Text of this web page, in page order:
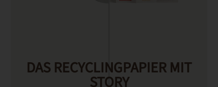
DAS RECY­CLING­PA­PIER MIT
STORY
DAS RECY­CLING­PA­PIER MIT
STORY
DAS RECY­CLING­PA­PIER MIT
STORY
DAS RECY­CLING­PA­PIER MIT
STORY
DAS RECY­CLING­PA­PIER MIT
STORY